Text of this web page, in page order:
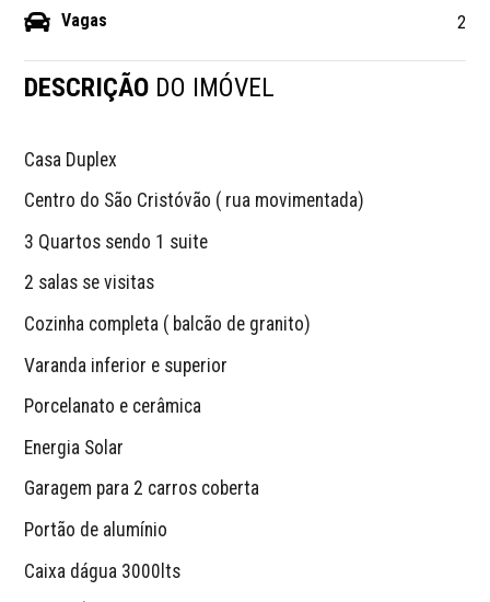
Vagas 2
DESCRIÇÃO DO IMÓVEL
Casa Duplex
Centro do São Cristóvão ( rua movimentada)
3 Quartos sendo 1 suite
2 salas se visitas
Cozinha completa ( balcão de granito)
Varanda inferior e superior
Porcelanato e cerâmica
Energia Solar
Garagem para 2 carros coberta
Portão de alumínio
Caixa dágua 3000lts